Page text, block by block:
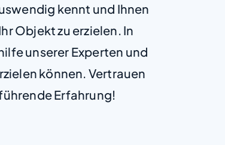
kennt und Ihnen
Objekt zu erzielen. In
unserer Experten und
können. Vertrauen
Erfahrung!